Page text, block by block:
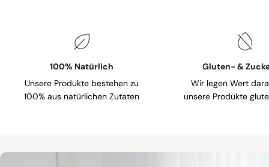
100% Natürlich
Unsere Produkte bestehen zu
100% aus natürlichen Zutaten
Gluten- &
Wir legen Wert
unsere Produkte